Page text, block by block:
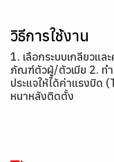
วิธีการใช้งาน
1. เลือกระบบเกลียวแ
ภัณฑ์ตัวผู้/ตัวเมีย 2. ท
ประแจให้ได้ค่าแรงบิด
หนาหลังติดตั้ง